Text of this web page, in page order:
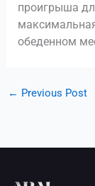
проигрыша
обеденном
← Previous Post